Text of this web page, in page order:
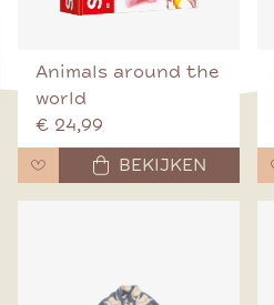
Animals around the
world
€ 24,99
BEKIJKEN